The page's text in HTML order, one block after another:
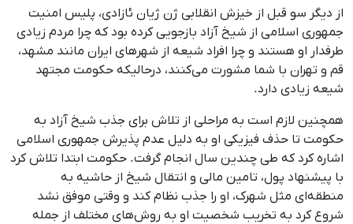
از دیگر سو قبل از خیزش انقلابی ژن ژیان ئازادی، پلیس امنیت
جمهوری اسلامی از شیخ آزاد بازجویی کرده بود که چرا مردم زیادی
طرفدار او هستند و چرا افراد شیعه ‌از شهرهای ایران مانند مشهد،
قم و تهران با شما مشورت می‌کنند، درحالیکه حکومت مجتهد
شیعه زیادی دارد.
همچنین لازم است به مراحلی از تلاش برای جذب شیخ آزاد به
حکومت تا حذف فیزیکی او به‌ دلیل عدم پذیرش جمهوری اسلامی
اشاره کرد که طی چندین سال انجام گرفت. حکومت ابتدا تلاش کرد
با پیشنهاد پول، تامین مالی و انتقال شیخ از حاشیه به
منطقه‌ای مثل شهرک، او را جذب نظام کند و وقتی موفق نشد
شروع کرد به تخریب شخصیت او به روش‌های مختلف از جمله